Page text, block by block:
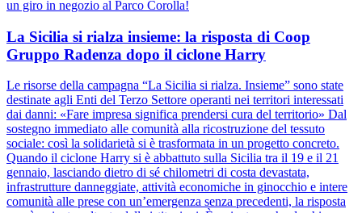
un giro in negozio al Parco Corolla!
La Sicilia si rialza insieme: la risposta di Coop
Gruppo Radenza dopo il ciclone Harry
Le risorse della campagna “La Sicilia si rialza. Insieme” sono state
destinate agli Enti del Terzo Settore operanti nei territori interessati
dai danni: «Fare impresa significa prendersi cura del territorio» Dal
sostegno immediato alle comunità alla ricostruzione del tessuto
sociale: così la solidarietà si è trasformata in un progetto concreto.
Quando il ciclone Harry si è abbattuto sulla Sicilia tra il 19 e il 21
gennaio, lasciando dietro di sé chilometri di costa devastata,
infrastrutture danneggiate, attività economiche in ginocchio e intere
comunità alle prese con un’emergenza senza precedenti, la risposta